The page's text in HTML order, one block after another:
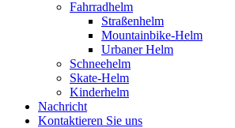
Fahrradhelm
Straßenhelm
Mountainbike-Helm
Urbaner Helm
Schneehelm
Skate-Helm
Kinderhelm
Nachricht
Kontaktieren Sie uns